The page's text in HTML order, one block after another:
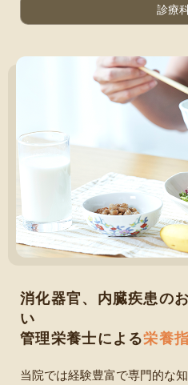
診療
消化器官、内臓疾患の
い
管理栄養士による栄養
当院では経験豊富で専門的な